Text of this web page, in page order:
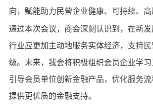
向，赋能助力民营企业健康、可持续、高
通过本次会议，商会深刻认识到，在新
行业应更加主动地服务实体经济，支持
级。未来，我会将积极组织会员企业学习
引导会员单位创新金融产品，优化服务
提供更优质的金融支持。